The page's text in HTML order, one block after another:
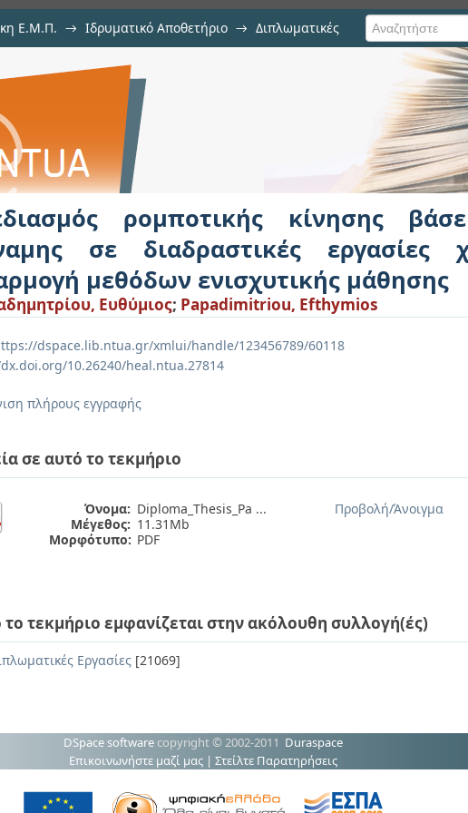
Ε.Μ.Π. → Ιδρυματικό Αποθετήριο → Διπλωματικές
κίνησης βάσει
χειρισμού με εφαρμογή
ρομποτικής κίνησης
σε διαδραστικές εργασίες
μεθόδων ενισχυτικής μάθησης
Ευθύμιος; Papadimitriou, Efthymios
dspace.lib.ntua.gr/xmlui/handle/123456789/60118
10.26240/heal.ntua.27814
πλήρους εγγραφής
σε αυτό το τεκμήριο
Όνομα: Diploma_Thesis_Pa ...
Μέγεθος: 11.31Mb
Μορφότυπο: PDF
Προβολή/Άνοιγμα
το τεκμήριο εμφανίζεται στην ακόλουθη συλλογή(ές)
Εργασίες [21069]
DSpace software copyright © 2002-2011 Duraspace
Επικοινωνήστε μαζί μας | Στείλτε Παρατηρήσεις